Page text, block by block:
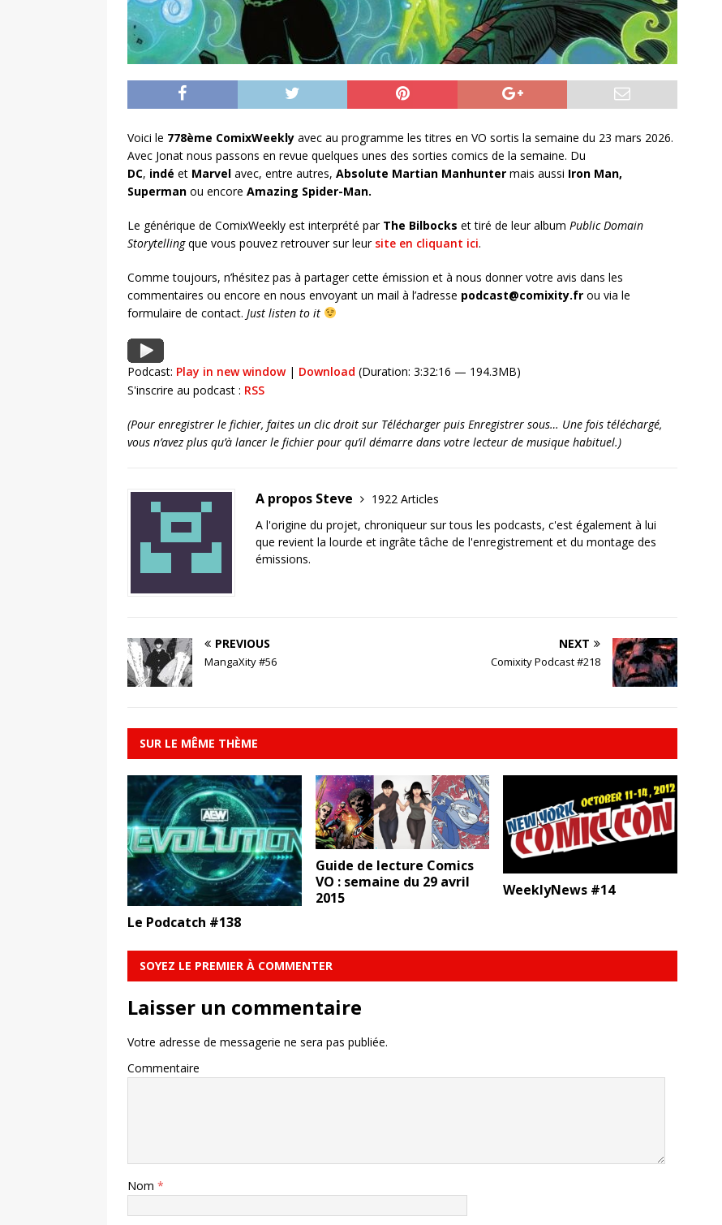
Voici le 778ème ComixWeekly avec au programme les titres en VO sortis la semaine du 23 mars 2026.
Avec Jonat nous passons en revue quelques unes des sorties comics de la semaine. Du
DC, indé et Marvel avec, entre autres, Absolute Martian Manhunter mais aussi Iron Man,
Superman ou encore Amazing Spider-Man.
Le générique de ComixWeekly est interprété par The Bilbocks et tiré de leur album Public Domain
Storytellingque vous pouvez retrouver sur leur site en cliquant ici.
Comme toujours, n’hésitez pas à partager cette émission et à nous donner votre avis dans les
commentaires ou encore en nous envoyant un mail à l’adresse podcast@comixity.fr ou via le
formulaire de contact. Just listen to it
Podcast: Play in new window| Download (Duration: 3:32:16 — 194.3MB)
S'inscrire au podcast : RSS
(Pour enregistrer le fichier, faites un clic droit sur Télécharger puis Enregistrer sous… Une fois téléchargé,
vous n’avez plus qu’à lancer le fichier pour qu’il démarre dans votre lecteur de musique habituel.)
A propos Steve
1922 Articles
A l'origine du projet, chroniqueur sur tous les podcasts, c'est également à lui
que revient la lourde et ingrâte tâche de l'enregistrement et du montage des
émissions.
PREVIOUS
MangaXity #56
NEXT
Comixity Podcast #218
SUR LE MÊME THÈME
Le Podcatch #138
Guide de lecture Comics
VO : semaine du 29 avril
2015
WeeklyNews #14
SOYEZ LE PREMIER À COMMENTER
Laisser un commentaire
Votre adresse de messagerie ne sera pas publiée.
Commentaire
Nom *